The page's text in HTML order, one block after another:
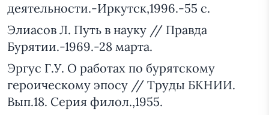
деятельности.-Иркутск,1996.-55 с.
Элиасов Л. Путь в науку // Правда
Бурятии.-1969.-28 марта.
Эргус Г.У. О работах по бурятскому
героическому эпосу // Труды БКНИИ.
Вып.18. Серия филол.,1955.